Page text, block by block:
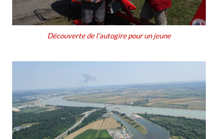
Découverte de l’autogire pour un jeune